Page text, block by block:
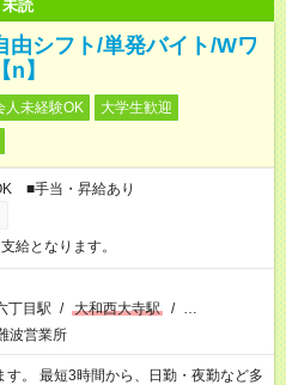
未読
由シフト/単発バイト/Wワ
】
人未経験OK
大学生歓迎
■手当・昇給あり
給となります。
丁目駅 / 大和西大寺駅 / …
波営業所
す。 最短3時間から、日勤・夜勤など多